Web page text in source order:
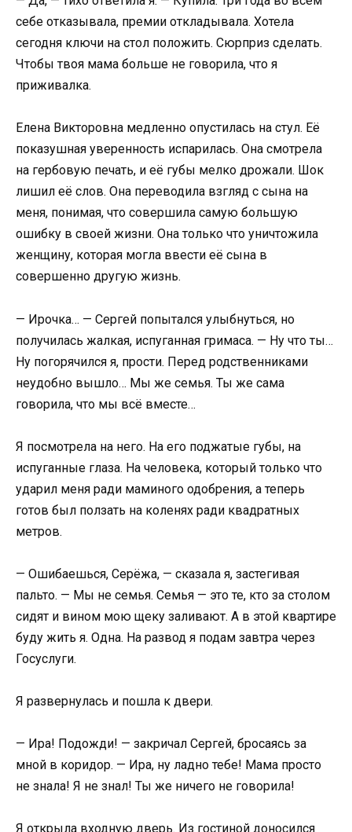
себе отказывала, премии откладывала. Хотела
сегодня ключи на стол положить. Сюрприз сделать.
Чтобы твоя мама больше не говорила, что я
приживалка.
Елена Викторовна медленно опустилась на стул. Её
показушная уверенность испарилась. Она смотрела
на гербовую печать, и её губы мелко дрожали. Шок
лишил её слов. Она переводила взгляд с сына на
меня, понимая, что совершила самую большую
ошибку в своей жизни. Она только что уничтожила
женщину, которая могла ввести её сына в
совершенно другую жизнь.
— Ирочка… — Сергей попытался улыбнуться, но
получилась жалкая, испуганная гримаса. — Ну что ты…
Ну погорячился я, прости. Перед родственниками
неудобно вышло… Мы же семья. Ты же сама
говорила, что мы всё вместе…
Я посмотрела на него. На его поджатые губы, на
испуганные глаза. На человека, который только что
ударил меня ради маминого одобрения, а теперь
готов был ползать на коленях ради квадратных
метров.
— Ошибаешься, Серёжа, — сказала я, застегивая
пальто. — Мы не семья. Семья — это те, кто за столом
сидят и вином мою щеку заливают. А в этой квартире
буду жить я. Одна. На развод я подам завтра через
Госуслуги.
Я развернулась и пошла к двери.
— Ира! Подожди! — закричал Сергей, бросаясь за
мной в коридор. — Ира, ну ладно тебе! Мама просто
не знала! Я не знал! Ты же ничего не говорила!
Я открыла входную дверь. Из гостиной доносился